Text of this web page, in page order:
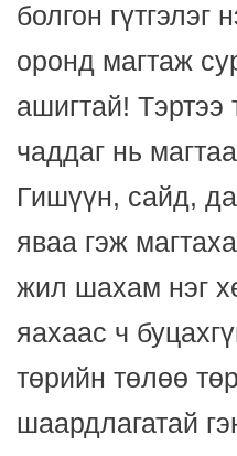
болгон гүтгэлэг
оронд магтаж
ашигтай! Тэртээ
чаддаг нь
Гишүүн, сайд,
яваа гэж
жил шахам нэг
яахаас ч
төрийн төлөө
шаардлагатай